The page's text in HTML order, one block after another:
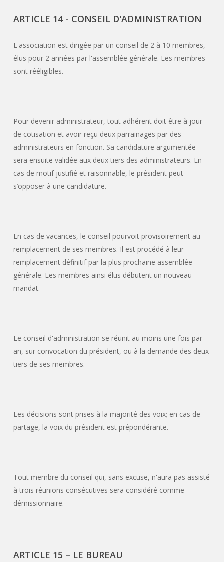
ARTICLE 14 - CONSEIL D'ADMINISTRATION
L'association est dirigée par un conseil de 2 à 10 membres,
élus pour 2 années par l'assemblée générale. Les membres
sont rééligibles.
Pour devenir administrateur, tout adhérent doit être à jour
de cotisation et avoir reçu deux parrainages par des
administrateurs en fonction. Sa candidature argumentée
sera ensuite validée aux deux tiers des administrateurs. En
cas de motif justifié et raisonnable, le président peut
s’opposer à une candidature.
En cas de vacances, le conseil pourvoit provisoirement au
remplacement de ses membres. Il est procédé à leur
remplacement définitif par la plus prochaine assemblée
générale. Les membres ainsi élus débutent un nouveau
mandat.
Le conseil d'administration se réunit au moins une fois par
an, sur convocation du président, ou à la demande des deux
tiers de ses membres.
Les décisions sont prises à la majorité des voix; en cas de
partage, la voix du président est prépondérante.
Tout membre du conseil qui, sans excuse, n'aura pas assisté
à trois réunions consécutives sera considéré comme
démissionnaire.
ARTICLE 15 – LE BUREAU